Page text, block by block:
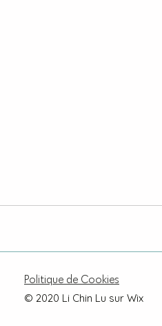
Politique de Cookies
© 2020 Li Chin Lu sur Wix